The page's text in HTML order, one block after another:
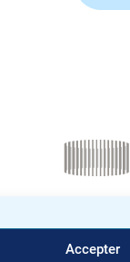
Accepter